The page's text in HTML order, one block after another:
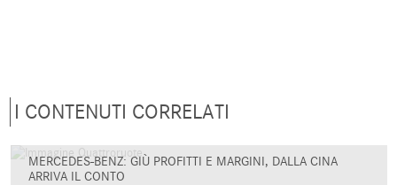
I CONTENUTI CORRELATI
MERCEDES-BENZ: GIÙ PROFITTI E MARGINI, DALLA CINA
ARRIVA IL CONTO